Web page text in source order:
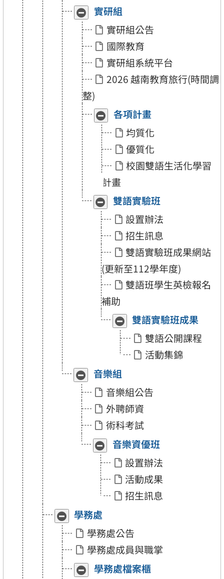
收
合
「實
組」
展
開
「實
組」
實研組
實研組公告
國際教育
實研組系統平台
2026 越南教育旅行(時間調
整)
收
合
「各
計
畫」
展
開
「各
計
畫」
各項計畫
均質化
優質化
校園雙語生活化學習
計畫
收
合
「雙
實
驗
班」
展
開
「雙
實
驗
班」
雙語實驗班
設置辦法
招生訊息
雙語實驗班成果網站
(更新至112學年度)
雙語班學生英檢報名
補助
收
合
「雙
實
成
果」
展
開
「雙
實
成
果」
雙語實驗班成果
雙語公開課程
活動集錦
收
合
「音
組」
展
開
「音
組」
音樂組
音樂組公告
外聘師資
術科考試
收
合
「音
資
優
班」
展
開
「音
資
優
班」
音樂資優班
設置辦法
活動成果
招生訊息
收
合
「學
處」
展
開
「學
處」
學務處
學務處公告
學務處成員與職掌
收
展學務處檔案櫃